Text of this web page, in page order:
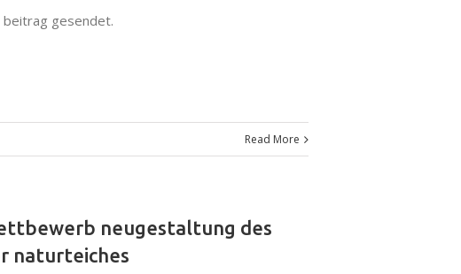
gesendet.
Read More
neugestaltung des
naturteiches